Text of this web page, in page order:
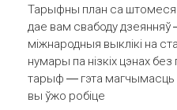
Тарыфны план са
дае вам свабоду
міжнародныя выклікі на
нумары па нізкіх цэнах
тарыф — гэта магчымасць
вы ўжо робіце